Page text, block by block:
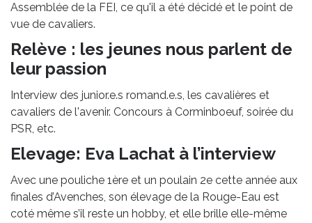
Assemblée de la FEI, ce qu'il a été décidé et le point de
vue de cavaliers.
Relève : les jeunes nous parlent de
leur passion
Interview des junior.e.s romand.e.s, les cavalières et
cavaliers de l'avenir. Concours à Corminboeuf, soirée du
PSR, etc.
Elevage: Eva Lachat à l’interview
Avec une pouliche 1ère et un poulain 2e cette année aux
finales d’Avenches, son élevage de la Rouge-Eau est
coté même s’il reste un hobby, et elle brille elle-même